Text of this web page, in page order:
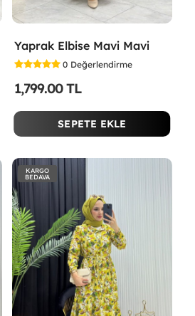
Yaprak Elbise Mavi Mavi
0 Değerlendirme
1,799.00 TL
SEPETE EKLE
KARGO
BEDAVA